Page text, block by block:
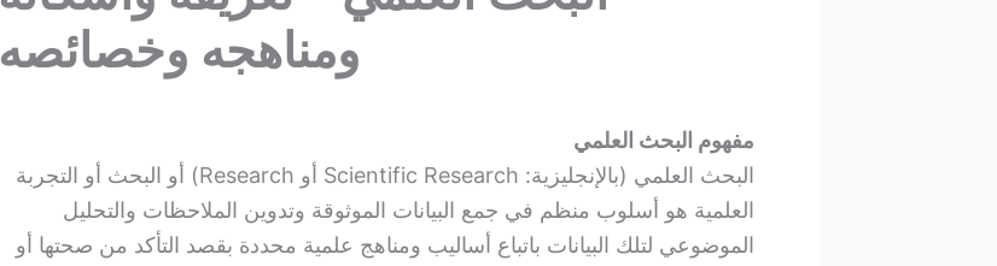
ومناهجه وخصائصه
مفهوم البحث العلمي
البحث العلمي (بالإنجليزية: Scientific Research أو Research) أو البحث أو التجربة
العلمية هو أسلوب منظم في جمع البيانات الموثوقة وتدوين الملاحظات والتحليل
الموضوعي لتلك البيانات باتباع أساليب ومناهج علمية محددة بقصد التأكد من صحتها أو